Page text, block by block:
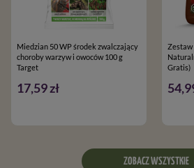
Miedzian 50 WP środek zwalczający
choroby warzyw i owoców 100 g
Target
17,59 zł
Zestaw
Gratis)
ZOBACZ WSZYSTKIE